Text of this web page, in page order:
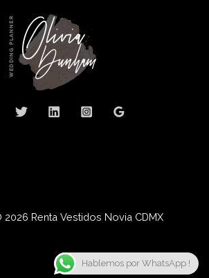
Renta Vestidos Novia CDMX
Hablemos por WhatsApp !